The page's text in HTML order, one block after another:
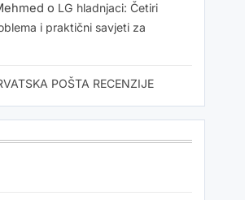
o LG hladnjaci: Četiri
i praktični savjeti za
POŠTA RECENZIJE